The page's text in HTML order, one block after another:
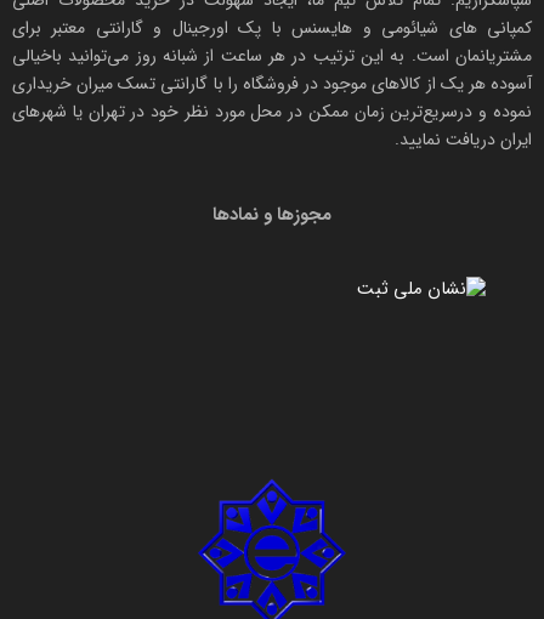
کمپانی های شیائومی و هایسنس با پک اورجینال وگارانتی معتبر برای
مشتریانمان است. به این ترتیب در هر ساعت از شبانه روز می‌توانید باخیالی
آسوده هر یک از کالاهای موجود در فروشگاه را با گارانتی تسک میرانخریداری
نموده و درسریع‌ترین زمان ممکن در محل مورد نظر خود در تهران یا شهرهای
ایران دریافت نمایید.
مجوزها و نمادها